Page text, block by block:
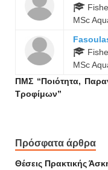
MSc
MSc
ΠΜΣ “Ποιότητα,
Τροφίμων”
Πρόσφατα άρθρα
Θέσεις Πρακτικής